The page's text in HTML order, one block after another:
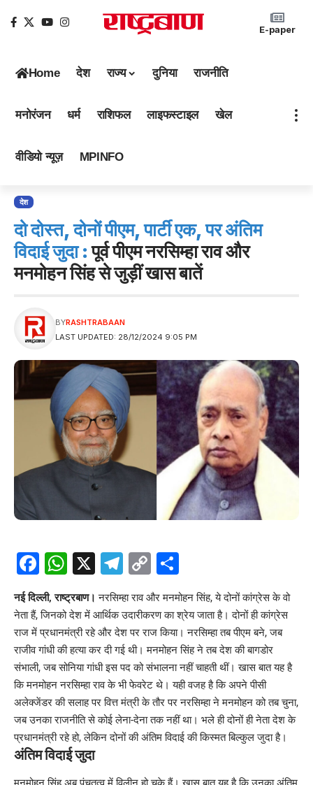
E-paper
Home देश राज्य दुनिया राजनीति
मनोरंजन धर्म राशिफल लाइफस्टाइल खेल
वीडियो न्यूज़ MPINFO
देश
दो दोस्त, दोनों पीएम, पार्टी एक, पर अंतिम
विदाई जुदा :पूर्व पीएम नरसिम्हा राव और
मनमोहन सिंह से जुड़ीं खास बातें
LAST UPDATED: 28/12/2024 9:05 PM
BYRASHTRABAAN
Facebook
WhatsApp
X Telegram
Copy
Link
नई दिल्ली, राष्ट्रबाण। नरसिम्हा रावऔर मनमोहन सिंह, ये दोनों कांग्रेस के वो
नेता हैं, जिनको देश में आर्थिक उदारीकरण का श्रेय जाता है। दोनों ही कांग्रेस
राज में प्रधानमंत्री रहे और देश पर राज किया। नरसिम्हा तब पीएम बने, जब
राजीव गांधी की हत्या कर दी गई थी। मनमोहन सिंह ने तब देश की बागडोर
संभाली, जब सोनिया गांधी इस पद को संभालना नहीं चाहती थीं। खास बात यह है
कि मनमोहन नरसिम्हा राव के भी फेवरेट थे। यही वजह है कि अपने पीसी
अलेक्जेंडर की सलाह पर वित्त मंत्री के तौर पर नरसिम्हा ने मनमोहन को तब चुना,
जब उनका राजनीति से कोई लेना-देना तक नहीं था। भले ही दोनों ही नेता देश के
प्रधानमंत्री रहे हो, लेकिन दोनों की अंतिम विदाई की किस्मत बिल्कुल जुदा है।
अंतिम विदाई जुदा